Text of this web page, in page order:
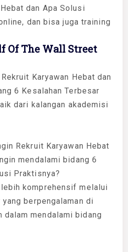
dan Apa Solusi
dan bisa juga training
Of The Wall Street
Karyawan Hebat dan
6 Kesalahan Terbesar
dari kalangan akademisi
Rekruit Karyawan Hebat
mendalami bidang 6
Praktisnya?
komprehensif melalui
berpengalaman di
mendalami bidang